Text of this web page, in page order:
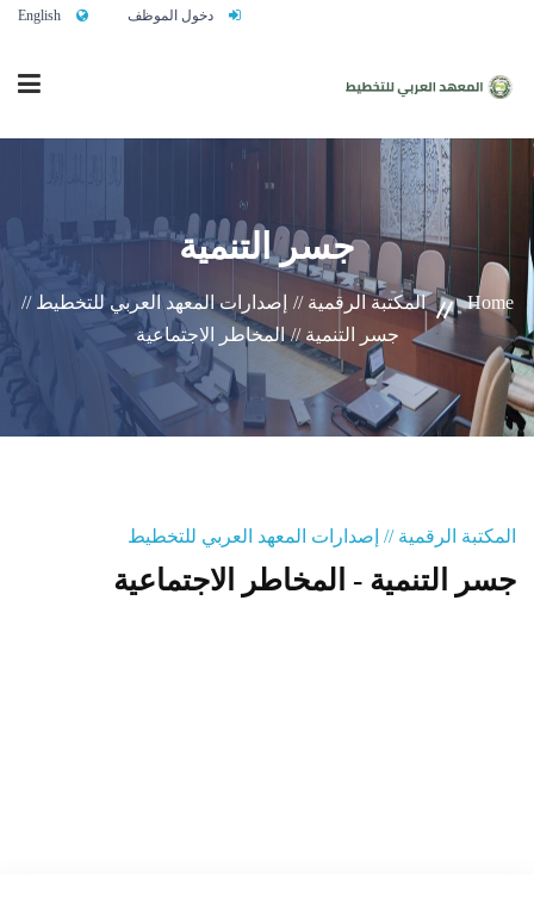
دخول الموظف English
الرئيسية
من نحن
خدماتنا
تواصلوا معنا
المنصة التدريبية
جسر التنمية
Home المكتبة الرقمية // إصدارات المعهد العربي للتخطيط //
جسر التنمية // المخاطر الاجتماعية
المكتبة الرقمية // إصدارات المعهد العربي للتخطيط
جسر التنمية - المخاطر الاجتماعية